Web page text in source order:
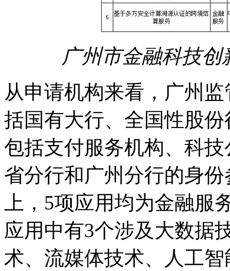
广州市金融科技
从申请机构来看，广州
括国有大行、全国性股
包括支付服务机构、科
省分行和广州分行的身
上，5项应用均为金融服
应用中有3个涉及大数据
术、流媒体技术、人工